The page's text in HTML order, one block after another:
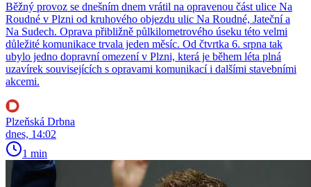
Běžný provoz se dnešním dnem vrátil na opravenou část ulice Na
Roudné v Plzni od kruhového objezdu ulic Na Roudné, Jateční a
Na Sudech. Oprava přibližně půlkilometrového úseku této velmi
důležité komunikace trvala jeden měsíc. Od čtvrtka 6. srpna tak
ubylo jedno dopravní omezení v Plzni, která je během léta plná
uzavírek souvisejících s opravami komunikací i dalšími stavebními
akcemi.
Plzeňská Drbna
dnes, 14:02
1 min